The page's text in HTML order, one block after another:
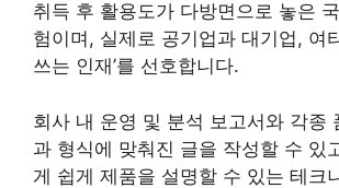
취득 후 활용도가 다방면으로 놓은
험이며, 실제로 공기업과 대기업, 여
쓰는 인재’를 선호합니다.
회사 내 운영 및 분석 보고서와 각종
과 형식에 맞춰진 글을 작성할 수
게 쉽게 제품을 설명할 수 있는 테크